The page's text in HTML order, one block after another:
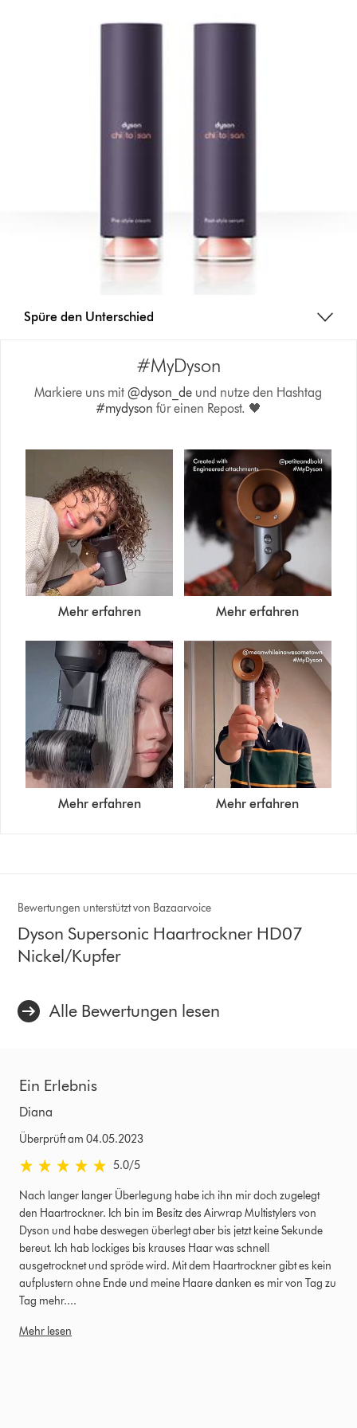
Spüre den Unterschied
#MyDyson
Markiere uns mit@dyson_de und nutze den Hashtag
#mydyson für einen Repost. 🖤
Mehr erfahren Mehr erfahren
Mehr erfahren Mehr erfahren
Bewertungen unterstützt von Bazaarvoice
Dyson Supersonic Haartrockner HD07
Nickel/Kupfer
Alle Bewertungen lesen
Ein Erlebnis
Diana
Überprüft am 04.05.2023
5.0 von 5 Sternen in Überprüft am 04.05.2023 Bewertungen
5.0/5
Nach langer langer Überlegung habe ich ihn mir doch zugelegt
den Haartrockner. Ich bin im Besitz des Airwrap Multistylers von
Dyson und habe deswegen überlegt aber bis jetzt keine Sekunde
bereut. Ich hab lockiges bis krauses Haar was schnell
ausgetrocknet und spröde wird. Mit dem Haartrockner gibt es kein
aufplustern ohne Ende und meine Haare danken es mir von Tag zu
Tag mehr....
Mehr lesen